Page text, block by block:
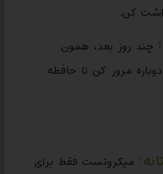
کن.
چند روز بعد، همون
مرور کن تا حافظه
میکروتست فقط برای